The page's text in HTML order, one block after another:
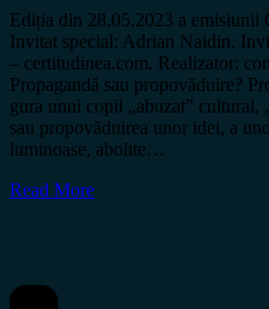
Ediția din 28.05.2023 a
Invitat special: Adrian Naidin.
– certitudinea.com. Realizator:
Propagandă sau propovăduire?
gura unui copil „abuzat” cultural,
sau propovăduirea unor idei, a
luminoase, abolite…
Read More